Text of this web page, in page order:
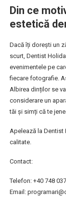
Din ce
estetică
Dacă îți dorești un
scurt, Dentist
evenimentele pe
fiecare fotografie.
Albirea dinților se
considerare un
tăi și simți că te
Apelează la Dentist
calitate.
Contact:
Telefon: +40 748
Email: